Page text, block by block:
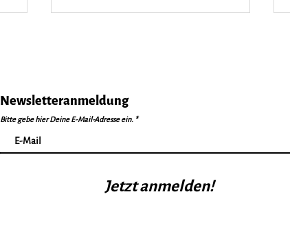
Tennisfreizeit 2026
Newsletteranmeldung
Bitte gebe hier Deine E-Mail-Adresse ein.
Jetzt anmelden!